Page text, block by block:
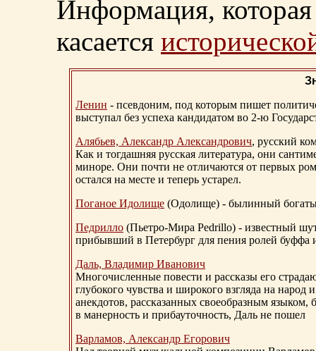
Информация, которая
касается
Ленин - псевдоним, под которым пишет
выступал без успеха кандидатом во 2-ю
Алябьев, Александр Александрович, русский
Как и тогдашняя русская литература, они
миноре. Они почти не отличаются от первых
остался на месте и теперь устарел.
Поганое Идолище (Одолище) - былинный
Педрилло (Пьетро-Мира Pedrillo) - известный
прибывший в Петербург для пения ролей буффа
Даль, Владимир Иванович
Многочисленные повести и рассказы его
глубокого чувства и широкого взгляда на
анекдотов, рассказанных своеобразным
в манерность и прибауточность, Даль не пошел
Варламов, Александр Егорович